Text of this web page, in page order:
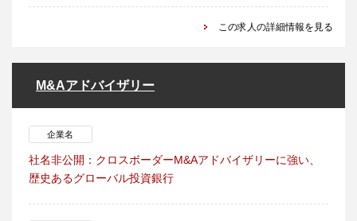
この求人の詳細情報を見る
M&Aアドバイザリー
企業名
社名非公開：クロスボーダーM&Aアドバイザリーに強い、
歴史あるグローバル投資銀行